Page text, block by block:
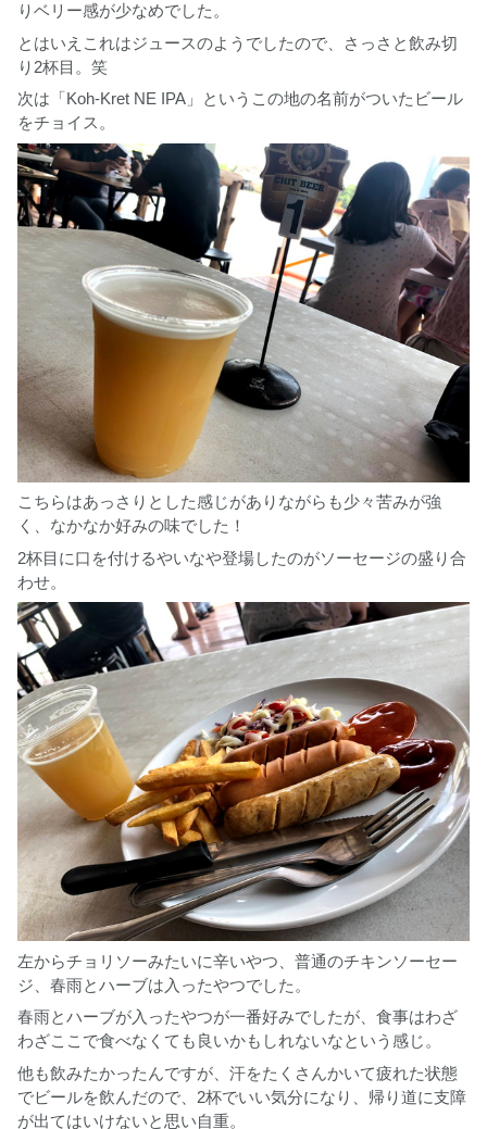
りベリー感が少なめでした。
とはいえこれはジュースのようでしたので、さっさと飲み切
り2杯目。笑
次は「Koh-Kret NE IPA」というこの地の名前がついたビール
をチョイス。
こちらはあっさりとした感じがありながらも少々苦みが強
く、なかなか好みの味でした！
2杯目に口を付けるやいなや登場したのがソーセージの盛り合
わせ。
左からチョリソーみたいに辛いやつ、普通のチキンソーセー
ジ、春雨とハーブは入ったやつでした。
春雨とハーブが入ったやつが一番好みでしたが、食事はわざ
わざここで食べなくても良いかもしれないなという感じ。
他も飲みたかったんですが、汗をたくさんかいて疲れた状態
でビールを飲んだので、2杯でいい気分になり、帰り道に支障
が出てはいけないと思い自重。